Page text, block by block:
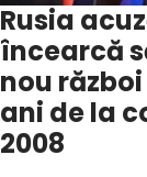
Rusia
încearcă
nou
ani de la
2008